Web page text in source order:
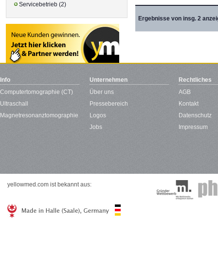
Ergebnisse von insg. 2
Servicebetrieb (2)
Info
Computertomographie (CT)
Ultraschall
Magnetresonanztomographie
Unternehmen
Über uns
Pressebereich
Logos
Jobs
Rechtliches
AGB
Kontakt
Datenschutz
Impressum
yellowmed.com ist bekannt aus: